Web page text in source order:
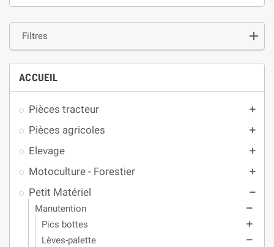
Filtres
ACCUEIL
Pièces tracteur add
Pièces agricoles add
Elevage add
Motoculture - Forestier add
Petit Matériel remove
Manutention remove
Pics bottes add
Lèves-palette remove